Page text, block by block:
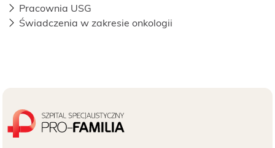
DLA PACJENTA
ONKOLOGIA
Pracownia USG
Świadczenia w zakresie onkologii